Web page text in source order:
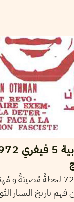
تبقى حركة 5 فيفري 72 لحظةً
فهم تاريخ اليسار